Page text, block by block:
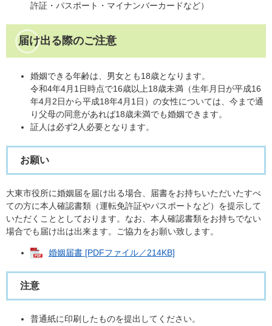
許証・パスポート・マイナンバーカードなど）
届け出る際のご注意
婚姻できる年齢は、男女とも18歳となります。
令和4年4月1日時点で16歳以上18歳未満（生年月日が平成16
年4月2日から平成18年4月1日）の女性については、今まで通
り父母の同意があれば18歳未満でも婚姻できます。
証人は必ず2人必要となります。
お願い
大東市役所に婚姻届を届け出る場合、届書をお持ちいただいたすべ
ての方に本人確認書類（運転免許証やパスポートなど）を提示して
いただくこととしております。なお、本人確認書類をお持ちでない
場合でも届け出は出来ます。ご協力をお願い致します。
婚姻届書 [PDFファイル／214KB]
注意
普通紙に印刷したものを提出してください。